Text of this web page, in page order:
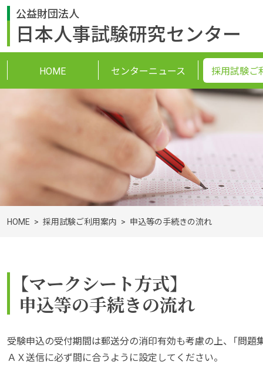
公益財団法人
日本人事試験研究センター
HOME センターニュース 採用試験ご
HOME 採用試験ご利用案内 申込等の手続きの流れ
【マークシート方式】
申込等の手続きの流れ
受験申込の受付期間は郵送分の消印有効も考慮の上、「問題
ＡＸ送信に必ず間に合うように設定してください。